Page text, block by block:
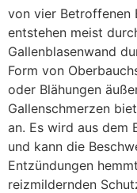
von vier Betroffenen
entstehen meist
Gallenblasenwand
Form von
oder Blähungen
Gallenschmerzen
an. Es wird aus dem
und kann die
Entzündungen
reizmildernden